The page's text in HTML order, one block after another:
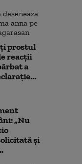
prostul
reacții
a
„Nu
și